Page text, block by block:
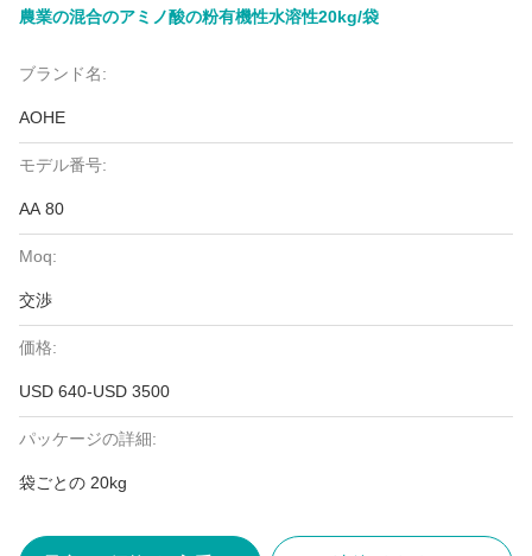
農業の混合のアミノ酸の粉有機性水溶性20kg/袋
ブランド名:
AOHE
モデル番号:
AA 80
Moq:
交渉
価格:
USD 640-USD 3500
パッケージの詳細:
袋ごとの 20kg